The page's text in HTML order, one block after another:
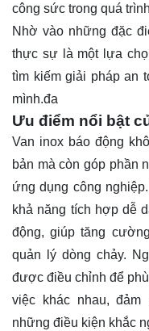
công sức trong quá
Nhờ vào những đặc
thực sự là một lựa
tìm kiếm giải pháp an
mình.đa
Ưu điểm nổi bật
Van inox báo động
bản mà còn góp phần
ứng dụng công
khả năng tích hợp dễ
động, giúp tăng
quản lý dòng chảy.
được điều chỉnh để
việc khác nhau,
những điều kiện khắc